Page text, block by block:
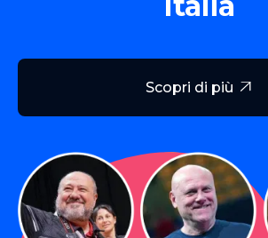
Scopri di più 